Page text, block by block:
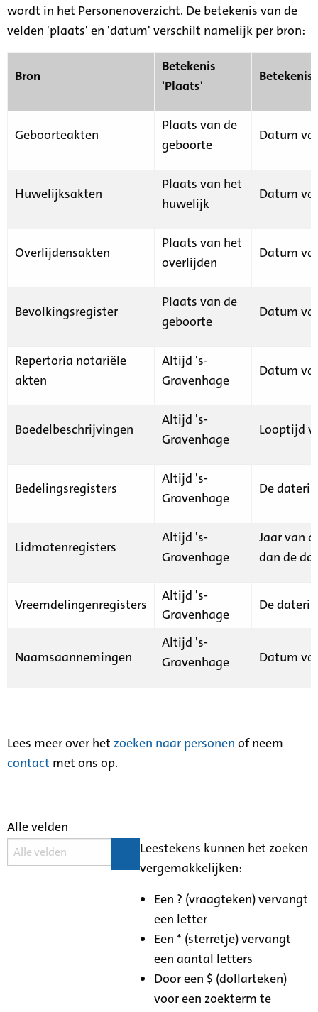
wordt in het Personenoverzicht. De betekenis van de
velden 'plaats' en 'datum' verschilt namelijk per bron:
Bron
Betekenis
'Plaats'
Geboorteakten
Plaats van de
geboorte
Datum
Huwelijksakten
Plaats van het
huwelijk
Datum
Overlijdensakten
Plaats van het
overlijden
Datum
Bevolkingsregister
Plaats van de
geboorte
Datum
Repertoria notariële
akten
Altijd 's-
Gravenhage
Datum
Boedelbeschrijvingen
Altijd 's-
Gravenhage
Looptijd
Bedelingsregisters
Altijd 's-
Gravenhage
De
Lidmatenregisters
Altijd 's-
Gravenhage
Jaar van
dan de
Vreemdelingenregisters
Altijd 's-
Gravenhage
De
Naamsaannemingen
Altijd 's-
Gravenhage
Datum
Lees meer over het zoeken naar personen of neem
contact met ons op.
Alle velden
Leestekens kunnen het zoeken
vergemakkelijken:
Een ? (vraagteken) vervangt
een letter
Een * (sterretje) vervangt
een aantal letters
Door een $ (dollarteken)
voor een zoekterm te